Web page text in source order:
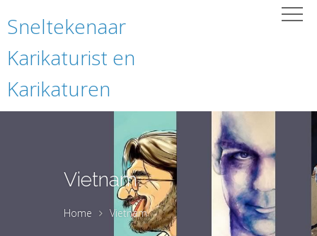
Sneltekenaar
Karikaturist en
Karikaturen
Vietnam
Home Vietnam